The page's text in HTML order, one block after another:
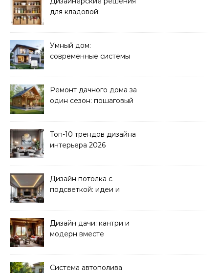
для кладовой:
Умный дом:
современные системы
Ремонт дачного дома за
один сезон: пошаговый
Топ-10 трендов дизайна
интерьера 2026
Дизайн потолка с
подсветкой: идеи и
Дизайн дачи: кантри и
модерн вместе
Система автополива